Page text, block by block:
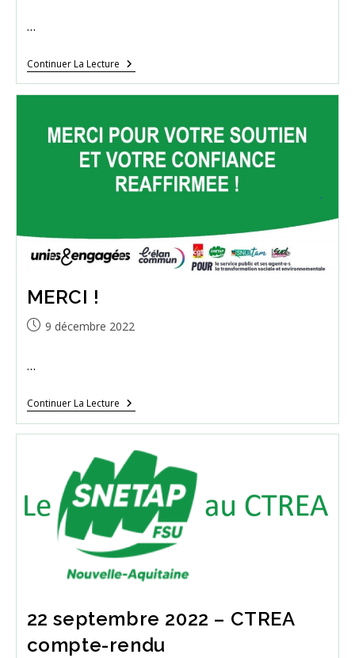
…
Continuer La LectureCREA
16
Juin
Déclaration
Liminaire
Elan
Commun
MERCI !
Publication
9 décembre 2022
…
Continuer La LectureMERCI
!
22 septembre 2022 – CTREA
compte-rendu